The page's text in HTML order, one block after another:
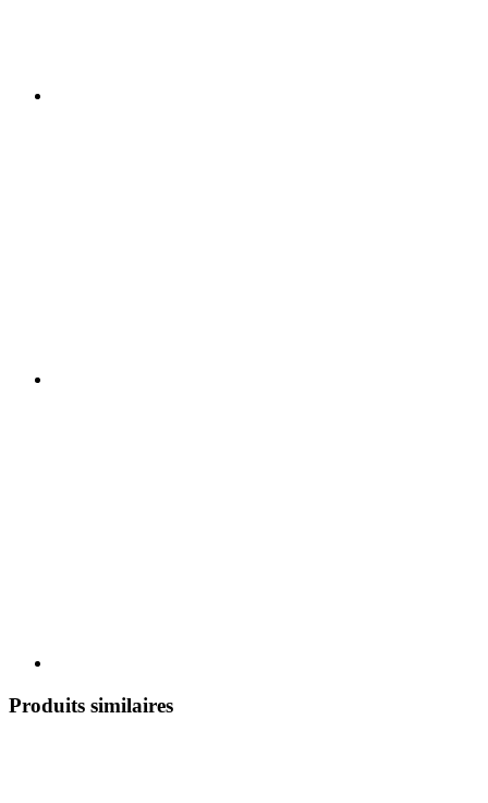
Produits similaires